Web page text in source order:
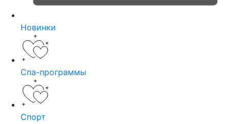
Новинки
Спа-программы
Спорт